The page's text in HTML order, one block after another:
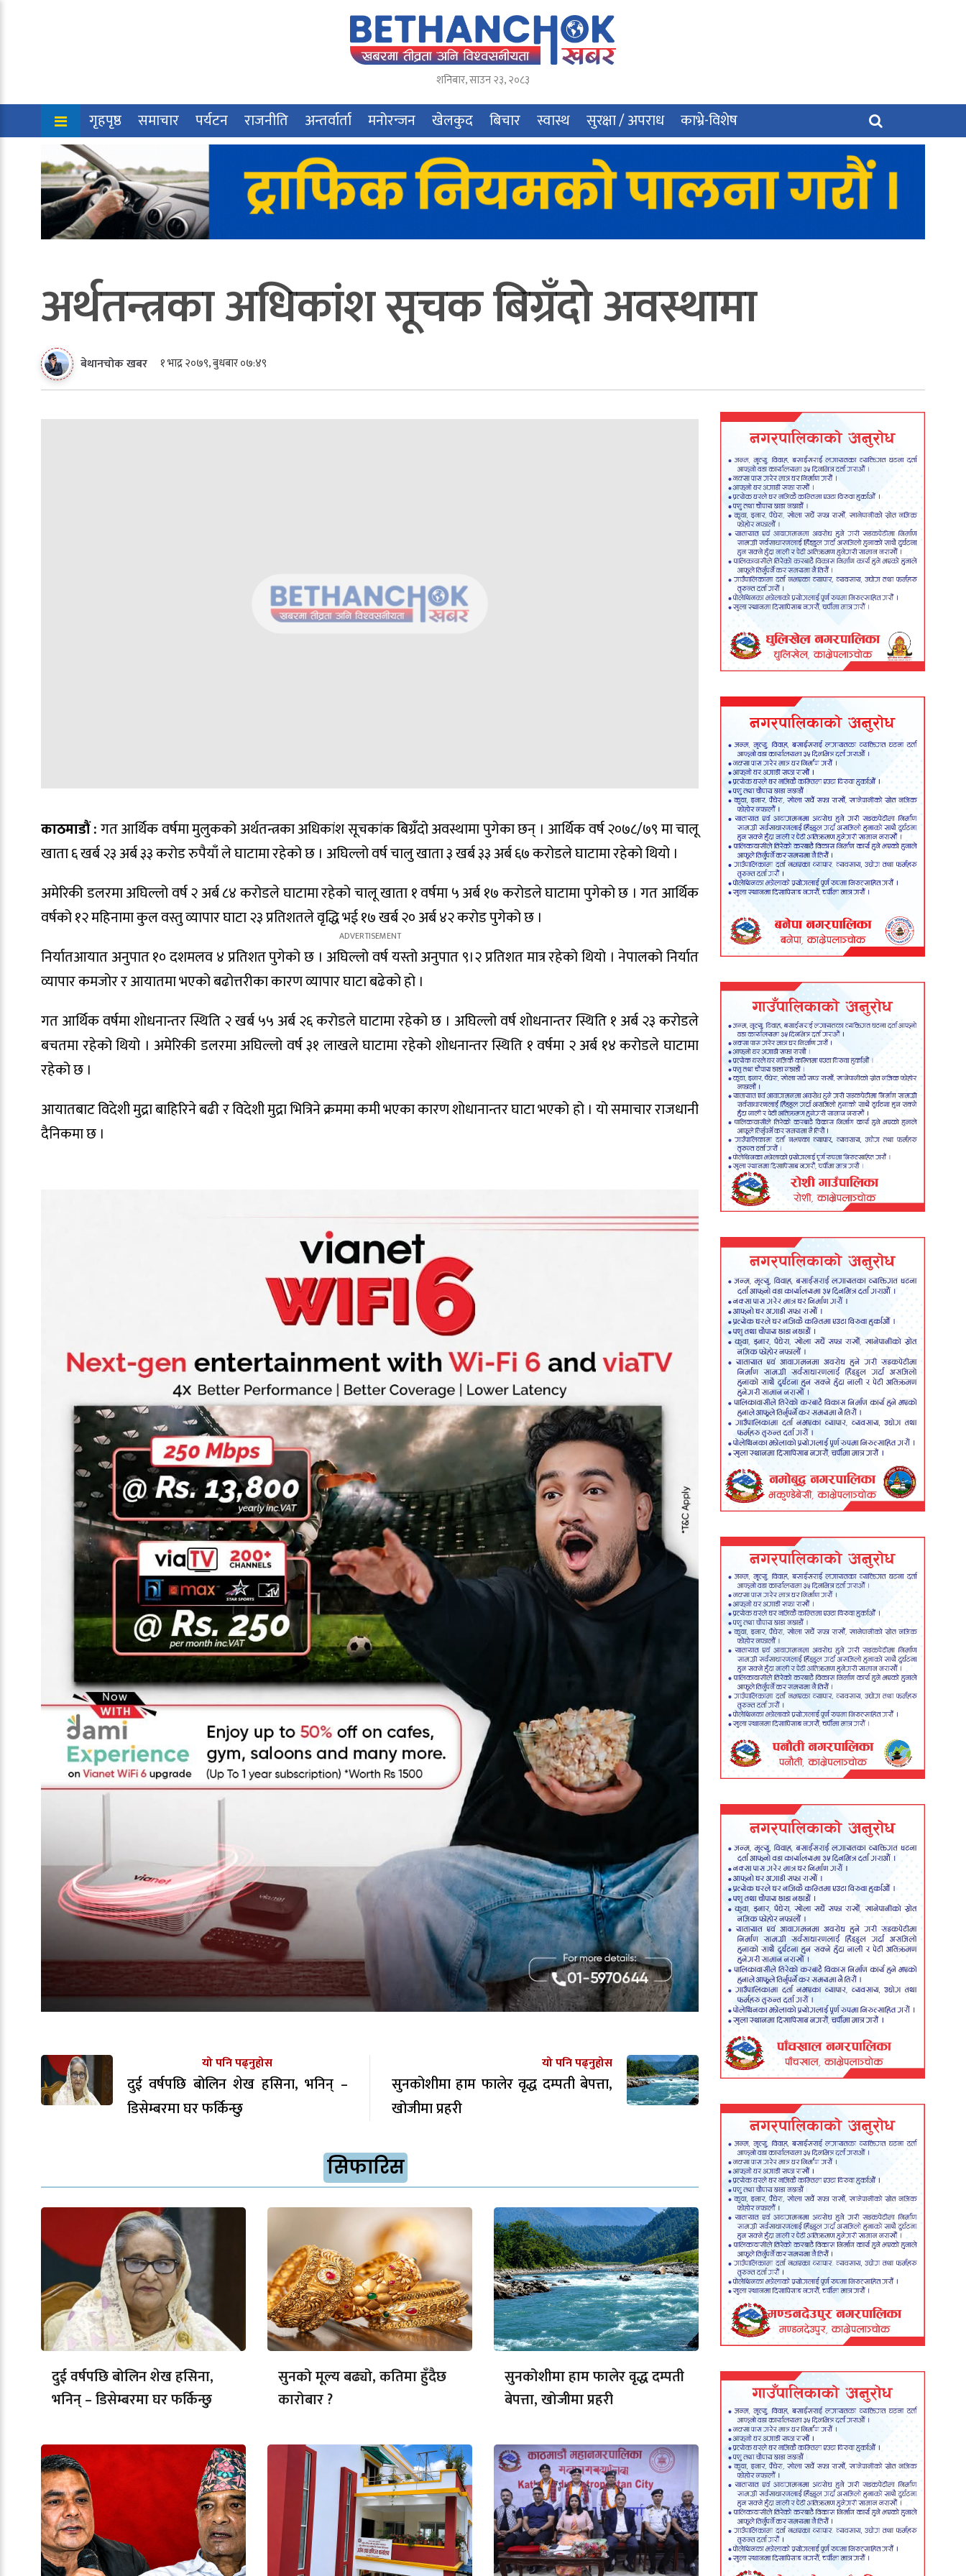
शनिबार,साउन२३,२०८३
गृहपृष्ठ समाचार पर्यटन राजनीति अन्तर्वार्ता मनोरन्जन खेलकुद बिचार स्वास्थ सुरक्षा / अपराध काभ्रे-विशेष
अर्थतन्त्रका अधिकांश सूचक बिग्रँदो अवस्थामा
बेथानचोक खबर १ भाद्र २०७९, बुधबार ०७:४९
काठमाडौं :गत आर्थिक वर्षमा मुलुकको अर्थतन्त्रका अधिकांश सूचकांक बिग्रँदो अवस्थामा पुगेका छन् । आर्थिक वर्ष २०७८/७९ मा चालू
खाता ६ खर्ब २३ अर्ब ३३ करोड रुपैयाँ ले घाटामा रहेको छ । अघिल्लो वर्ष चालु खाता ३ खर्ब ३३ अर्ब ६७ करोडले घाटामा रहेको थियो ।
अमेरिकी डलरमा अघिल्लो वर्ष २ अर्ब ८४ करोडले घाटामा रहेको चालू खाता १ वर्षमा ५ अर्ब १७ करोडले घाटामा पुगेको छ । गत आर्थिक
वर्षको १२ महिनामा कुल वस्तु व्यापार घाटा २३ प्रतिशतले वृद्धि भई १७ खर्ब २० अर्ब ४२ करोड पुगेको छ ।
निर्यातआयात अनुपात १० दशमलव ४ प्रतिशत पुगेको छ । अघिल्लो वर्ष यस्तो अनुपात ९।२ प्रतिशत मात्र रहेको थियो । नेपालको निर्यात
व्यापार कमजोर र आयातमा भएको बढोत्तरीका कारण व्यापार घाटा बढेको हो ।
गत आर्थिक वर्षमा शोधनान्तर स्थिति २ खर्ब ५५ अर्ब २६ करोडले घाटामा रहेको छ । अघिल्लो वर्ष शोधनान्तर स्थिति १ अर्ब २३ करोडले
बचतमा रहेको थियो । अमेरिकी डलरमा अघिल्लो वर्ष ३१ लाखले घाटामा रहेको शोधनान्तर स्थिति १ वर्षमा २ अर्ब १४ करोडले घाटामा
रहेको छ ।
आयातबाट विदेशी मुद्रा बाहिरिने बढी र विदेशी मुद्रा भित्रिने क्रममा कमी भएका कारण शोधानान्तर घाटा भएको हो । यो समाचार राजधानी
दैनिकमा छ ।
यो पनि पढ्नुहोस
दुई वर्षपछि बोलिन शेख हसिना, भनिन् –
डिसेम्बरमा घर फर्किन्छु
यो पनि पढ्नुहोस
सुनकोशीमा हाम फालेर वृद्ध दम्पती बेपत्ता,
खोजीमा प्रहरी
सिफारिस
दुई वर्षपछि बोलिन शेख हसिना,
भनिन् – डिसेम्बरमा घर फर्किन्छु
सुनको मूल्य बढ्यो, कतिमा हुँदैछ
कारोबार ?
सुनकोशीमा हाम फालेर वृद्ध दम्पती
बेपत्ता, खोजीमा प्रहरी